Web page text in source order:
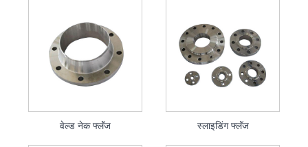
वेल्ड नेक फ्लॅंज स्लाइडिंग फ्लॅंज